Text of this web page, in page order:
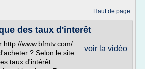
Haut de page
des taux d'interêt
voir la vidéo
http://www.bfmtv.com/
? Selon le site
taux d'intérêt